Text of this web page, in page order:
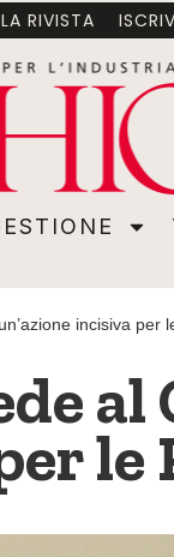
GESTIONE
RIVISTA
incisiva per
al
le